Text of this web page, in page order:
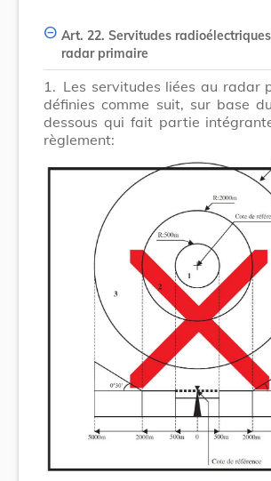
Art. 22. Servitudes
radar primaire
1. Les servitudes liées au radar
définies comme suit, sur base
dessous qui fait partie
règlement: